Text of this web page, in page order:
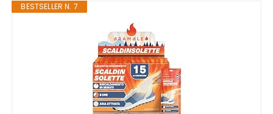
BESTSELLER N. 7